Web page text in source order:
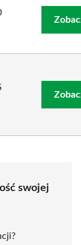
swojej